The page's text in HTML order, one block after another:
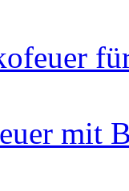
mit